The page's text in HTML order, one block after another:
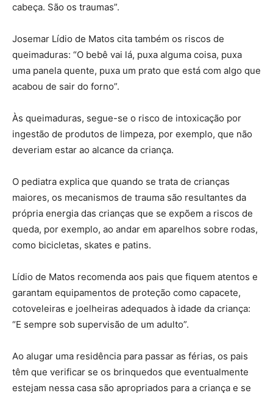
cabeça. São os traumas”.
Josemar Lídio de Matos cita também os riscos de
queimaduras: “O bebê vai lá, puxa alguma coisa, puxa
uma panela quente, puxa um prato que está com algo que
acabou de sair do forno”.
Às queimaduras, segue-se o risco de intoxicação por
ingestão de produtos de limpeza, por exemplo, que não
deveriam estar ao alcance da criança.
O pediatra explica que quando se trata de crianças
maiores, os mecanismos de trauma são resultantes da
própria energia das crianças que se expõem a riscos de
queda, por exemplo, ao andar em aparelhos sobre rodas,
como bicicletas, skates e patins.
Lídio de Matos recomenda aos pais que fiquem atentos e
garantam equipamentos de proteção como capacete,
cotoveleiras e joelheiras adequados à idade da criança:
“E sempre sob supervisão de um adulto”.
Ao alugar uma residência para passar as férias, os pais
têm que verificar se os brinquedos que eventualmente
estejam nessa casa são apropriados para a criança e se